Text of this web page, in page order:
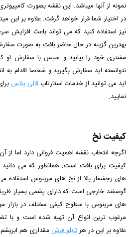
نمونه از آنها میباشد. این نقشه بصورت
در اختیار شما قرار خواهد گرفت. علاوه بر این
نیز استفاده کنید که می تواند باعث افزایش
بهترین گزینه در حال حاضر بافت به صورت
مشتری خود را بیابید و سپس با سفارش او کار
نتوانسته اید سفارش بگیرید و شخصا اقدام به
اید می توانید از خدمات استارتاپ قالی پلاس
نمایید.
کیفیت نخ
اگرچه انتخاب نقشه اهمیت فروانی دارد اما از
کیفیت برای بافت است. همانطور که می
های رجشمار بالا از نخ های مرینوس استفاده
گوسفند خارجی است که دارای پشمی بسیار
مرغوب ترین انواع آن تهیه شده است و با
علاوه بر این در هرتابلو فرش مقداری هم